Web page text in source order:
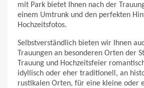
mit Park bietet Ihnen nach der
einem Umtrunk und den perfekten
Hochzeitsfotos.
Selbstverständlich bieten wir Ihnen
Trauungen an besonderen Orten der
Trauung und Hochzeitsfeier
idyllisch oder eher traditionell, an
rustikalen Orten, für eine kleine oder